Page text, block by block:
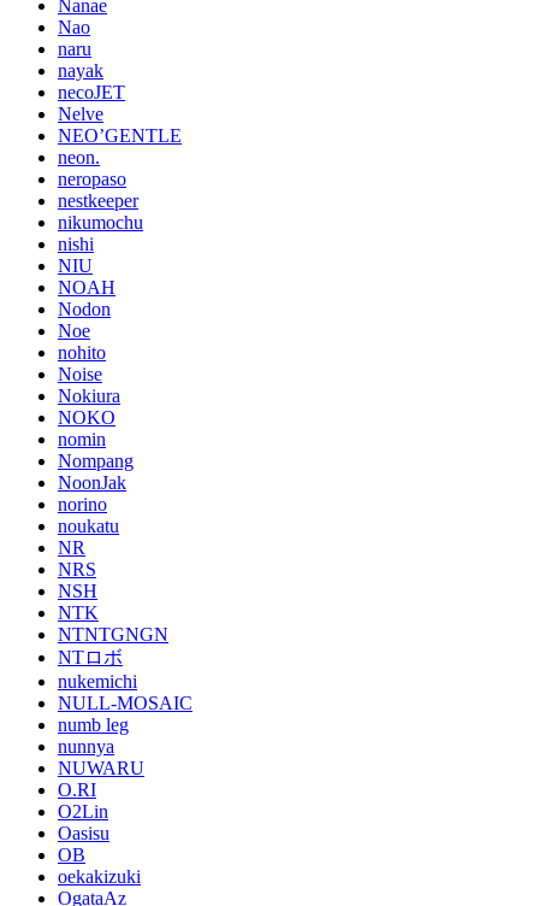
Nanae
Nao
naru
nayak
necoJET
Nelve
NEO’GENTLE
neon.
neropaso
nestkeeper
nikumochu
nishi
NIU
NOAH
Nodon
Noe
nohito
Noise
Nokiura
NOKO
nomin
Nompang
NoonJak
norino
noukatu
NR
NRS
NSH
NTK
NTNTGNGN
NTロボ
nukemichi
NULL-MOSAIC
numb leg
nunnya
NUWARU
O.RI
O2Lin
Oasisu
OB
oekakizuki
OgataAz